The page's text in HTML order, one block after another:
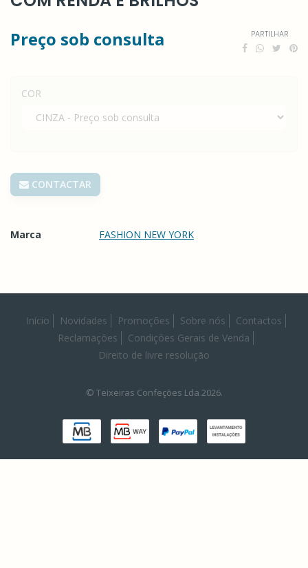
Preço sob consulta PARTILHAR
COR
CONTACTAR
Marca
FASHION NEW YORK
Início Novidades Promoções Sobre nós
Contactos
Reclamações
Condições Gerais de Venda
Direito de livre resolução
© Teixeiras Confeções Lda 2026.